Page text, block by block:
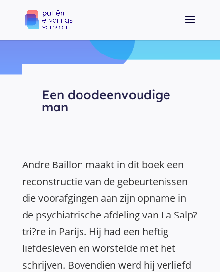
Een doodeenvoudige
man
Andre Baillon maakt in dit boek een
reconstructie van de gebeurtenissen
die voorafgingen aan zijn opname in
de psychiatrische afdeling van La Salp?
tri?re in Parijs. Hij had een heftig
liefdesleven en worstelde met het
schrijven. Bovendien werd hij verliefd